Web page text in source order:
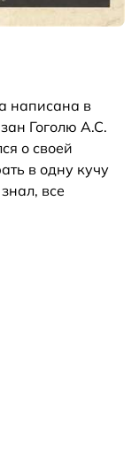
написана в
Гоголю А.С.
о своей
в одну кучу
все